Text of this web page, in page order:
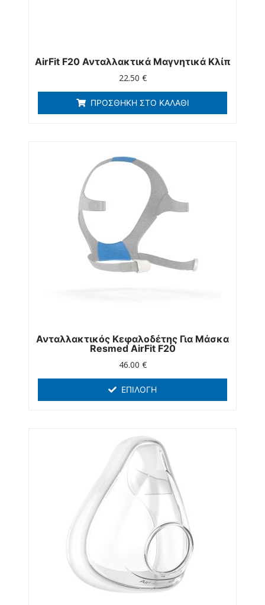
AirFit F20 Ανταλλακτικά Μαγνητικά Κλίπ
22.50 €
ΠΡΟΣΘΉΚΗ ΣΤΟ ΚΑΛΆΘΙ
Ανταλλακτικός Κεφαλοδέτης Για Μάσκα
Resmed AirFit F20
46.00 €
ΕΠΙΛΟΓΉ